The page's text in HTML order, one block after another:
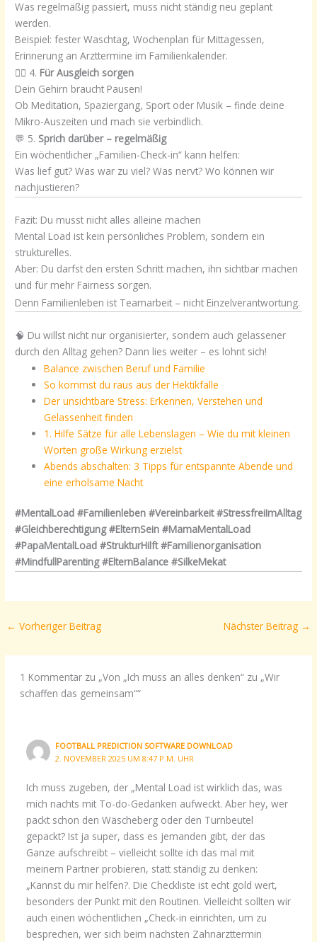
Was regelmäßig passiert, muss nicht ständig neu geplant
werden.
Beispiel: fester Waschtag, Wochenplan für Mittagessen,
Erinnerung an Arzttermine im Familienkalender.
🧘‍♀️ 4. Für Ausgleich sorgen
Dein Gehirn braucht Pausen!
Ob Meditation, Spaziergang, Sport oder Musik – finde deine
Mikro-Auszeiten und mach sie verbindlich.
💬 5. Sprich darüber – regelmäßig
Ein wöchentlicher „Familien-Check-in“ kann helfen:
Was lief gut? Was war zu viel? Was nervt? Wo können wir
nachjustieren?
Fazit: Du musst nicht alles alleine machen
Mental Load ist kein persönliches Problem, sondern ein
strukturelles.
Aber: Du darfst den ersten Schritt machen, ihn sichtbar machen
und für mehr Fairness sorgen.
Denn Familienleben ist Teamarbeit – nicht Einzelverantwortung.
🧠 Du willst nicht nur organisierter, sondern auch gelassener
durch den Alltag gehen? Dann lies weiter – es lohnt sich!
Balance zwischen Beruf und Familie
So kommst du raus aus der Hektikfalle
Der unsichtbare Stress: Erkennen, Verstehen und
Gelassenheit finden
1. Hilfe Sätze für alle Lebenslagen – Wie du mit kleinen
Worten große Wirkung erzielst
Abends abschalten: 3 Tipps für entspannte Abende und
eine erholsame Nacht
#MentalLoad #Familienleben #Vereinbarkeit #StressfreiImAlltag
#Gleichberechtigung #ElternSein #MamaMentalLoad
#PapaMentalLoad #StrukturHilft #Familienorganisation
#MindfullParenting #ElternBalance #SilkeMekat
← Vorheriger Beitrag Nächster Beitrag →
1 Kommentar zu „Von „Ich muss an alles denken“ zu „Wir
schaffen das gemeinsam““
FOOTBALL PREDICTION SOFTWARE DOWNLOAD
2. NOVEMBER 2025 UM 8:47 P.M. UHR
Ich muss zugeben, der „Mental Load ist wirklich das, was
mich nachts mit To-do-Gedanken aufweckt. Aber hey, wer
packt schon den Wäscheberg oder den Turnbeutel
gepackt? Ist ja super, dass es jemanden gibt, der das
Ganze aufschreibt – vielleicht sollte ich das mal mit
meinem Partner probieren, statt ständig zu denken:
„Kannst du mir helfen?. Die Checkliste ist echt gold wert,
besonders der Punkt mit den Routinen. Vielleicht sollten wir
auch einen wöchentlichen „Check-in einrichten, um zu
besprechen, wer sich beim nächsten Zahnarzttermin